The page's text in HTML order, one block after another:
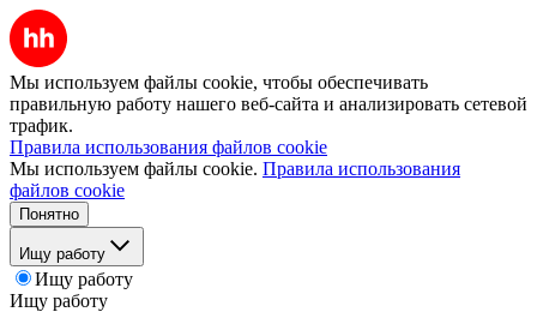
Мы используем файлы cookie, чтобы обеспечивать
правильную работу нашего веб-сайта и анализировать сетевой
трафик.
Правила использования файлов cookie
Мы используем файлы cookie. Правила использования
файлов cookie
Понятно
Ищу работу
Ищу работу
Ищу работу